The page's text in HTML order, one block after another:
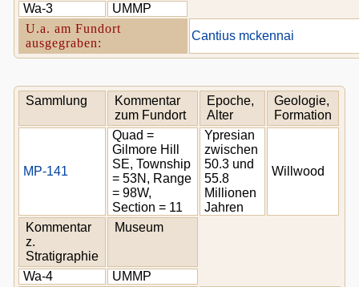
Wa-3
UMMP
U.a. am Fundort
ausgegraben:
Cantius mckennai
Sammlung
Kommentar
zum Fundort
Epoche,
Alter
Geologie,
Formation
MP-141
Quad =
Gilmore Hill
SE, Township
= 53N, Range
= 98W,
Section = 11
Ypresian
zwischen
50.3 und
55.8
Millionen
Jahren
Willwood
Kommentar
z.
Stratigraphie
Museum
Wa-4
UMMP